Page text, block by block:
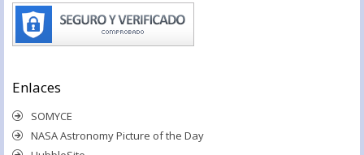
Enlaces
SOMYCE
NASA Astronomy Picture of the Day